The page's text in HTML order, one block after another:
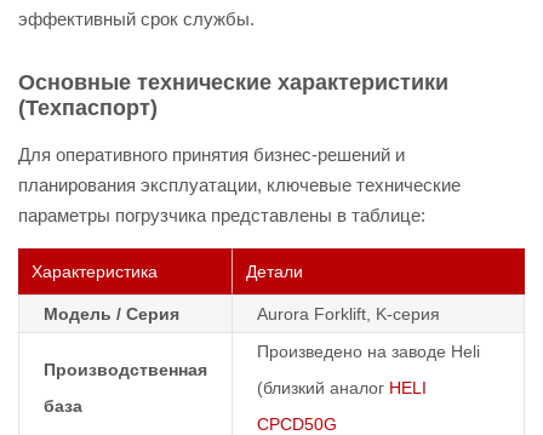
эффективный срок службы.
Основные технические характеристики
(Техпаспорт)
Для оперативного принятия бизнес-решений и
планирования эксплуатации, ключевые технические
параметры погрузчика представлены в таблице:
Характеристика Детали
Модель / Серия Aurora Forklift, K-серия
Производственная
база
Произведено на заводе Heli
(близкий аналог HELI
CPCD50G